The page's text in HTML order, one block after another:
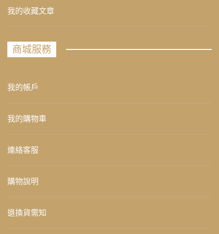
我的收藏文章
商城服務
我的帳戶
我的購物車
連絡客服
購物說明
退換貨需知